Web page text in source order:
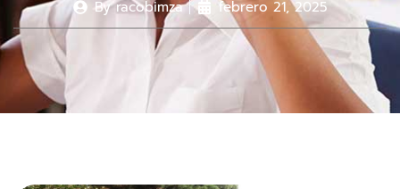
Byracobimza febrero 21, 2025